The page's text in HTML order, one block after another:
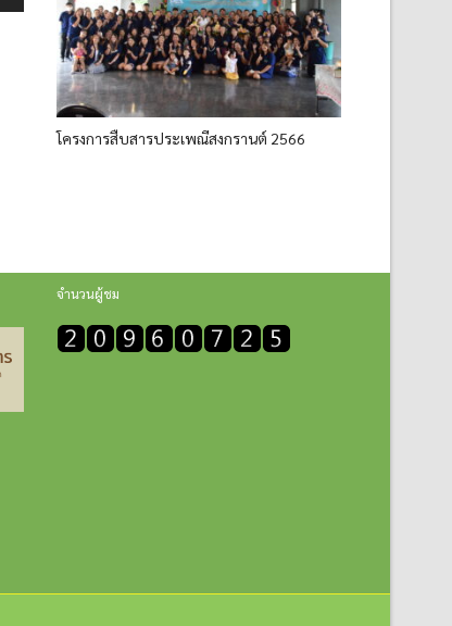
โครงการสืบสารประเพณีสงกรานต์ 2566
จำนวนผู้ชม